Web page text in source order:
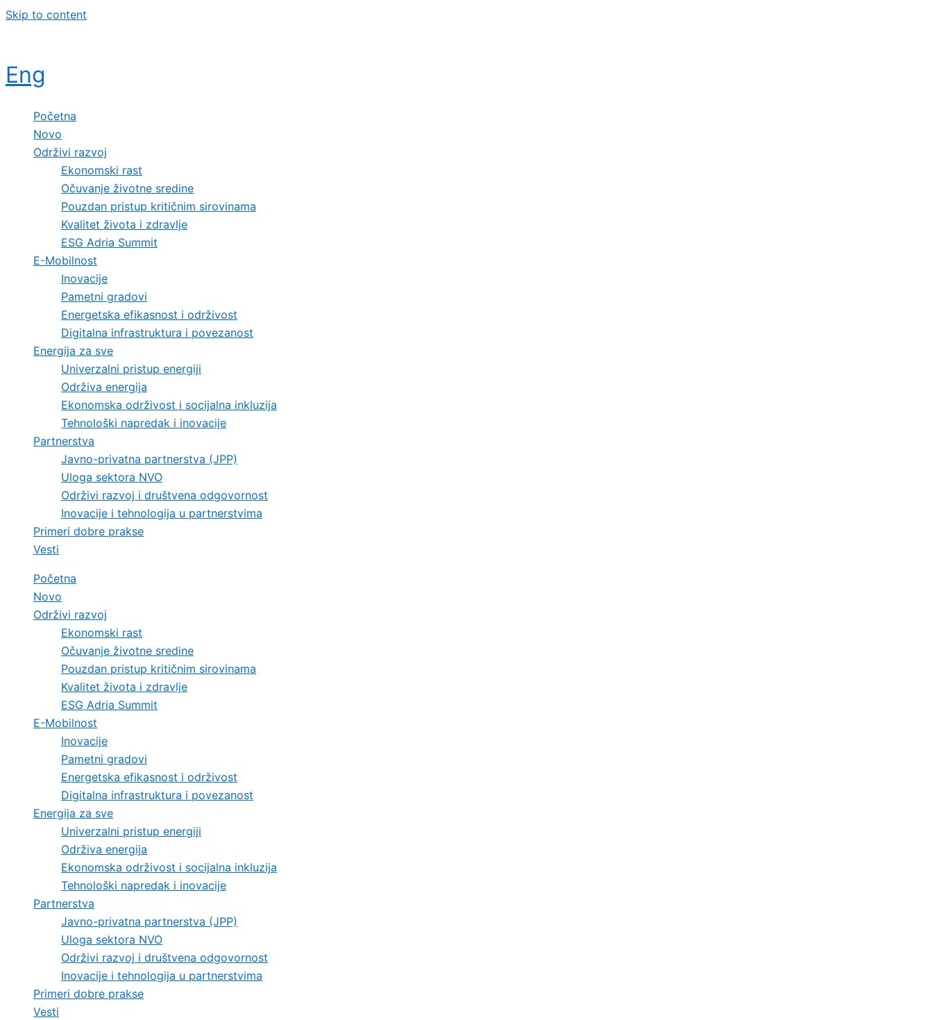
Skip to content
Eng
Početna
Novo
Održivi razvoj
Ekonomski rast
Očuvanje životne sredine
Pouzdan pristup kritičnim sirovinama
Kvalitet života i zdravlje
ESG Adria Summit
E-Mobilnost
Inovacije
Pametni gradovi
Energetska efikasnost i održivost
Digitalna infrastruktura i povezanost
Energija za sve
Univerzalni pristup energiji
Održiva energija
Ekonomska održivost i socijalna inkluzija
Tehnološki napredak i inovacije
Partnerstva
Javno-privatna partnerstva (JPP)
Uloga sektora NVO
Održivi razvoj i društvena odgovornost
Inovacije i tehnologija u partnerstvima
Primeri dobre prakse
Vesti
Početna
Novo
Održivi razvoj
Ekonomski rast
Očuvanje životne sredine
Pouzdan pristup kritičnim sirovinama
Kvalitet života i zdravlje
ESG Adria Summit
E-Mobilnost
Inovacije
Pametni gradovi
Energetska efikasnost i održivost
Digitalna infrastruktura i povezanost
Energija za sve
Univerzalni pristup energiji
Održiva energija
Ekonomska održivost i socijalna inkluzija
Tehnološki napredak i inovacije
Partnerstva
Javno-privatna partnerstva (JPP)
Uloga sektora NVO
Održivi razvoj i društvena odgovornost
Inovacije i tehnologija u partnerstvima
Primeri dobre prakse
Vesti